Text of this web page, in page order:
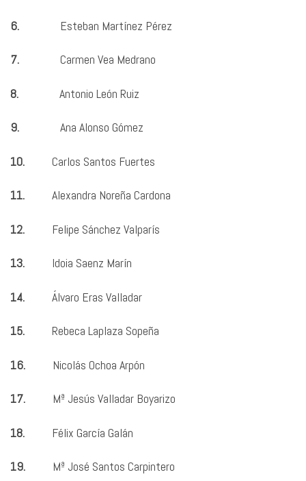
6. Esteban Martínez Pérez
7. Carmen Vea Medrano
8. Antonio León Ruiz
9. Ana Alonso Gómez
10. Carlos Santos Fuertes
11. Alexandra Noreña Cardona
12. Felipe Sánchez Valparís
13. Idoia Saenz Marín
14. Álvaro Eras Valladar
15. Rebeca Laplaza Sopeña
16. Nicolás Ochoa Arpón
17. Mª Jesús Valladar Boyarizo
18. Félix García Galán
19. Mª José Santos Carpintero